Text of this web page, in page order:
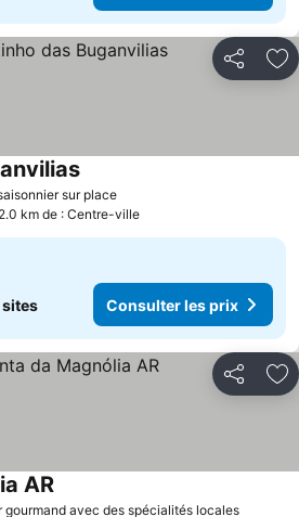
Partager
sur place
km de : Centre-ville
sites Consulter les prix
Partager
gourmand avec des spécialités locales
AR